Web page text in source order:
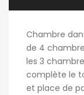
Chambre
de 4
les 3
complète le
et place de